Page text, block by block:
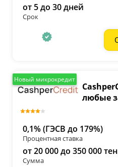
от 5 до 30 дней
Срок
Новый микрокредит
любые
0,1% (ГЭСВ до 179%)
Процентная ставка
от 20 000 до 350 000
Сумма